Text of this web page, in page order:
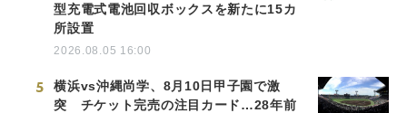
型充電式電池回収ボックスを新たに15カ
所設置
2026.08.05 16:00
5
横浜vs沖縄尚学、8月10日甲子園で激
突 チケット完売の注目カード…28年前